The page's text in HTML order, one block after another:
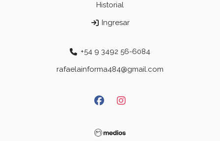
Historial
Ingresar
+54 9 3492 56-6084
rafaelainforma484@gmail.com